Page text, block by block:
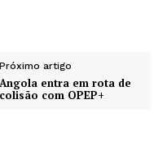
Próximo artigo
Angola entra em rota de
colisão com OPEP+